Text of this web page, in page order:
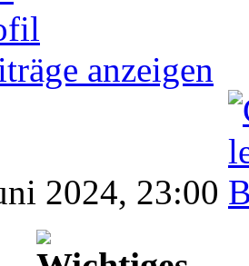
anzeigen
2024, 23:00